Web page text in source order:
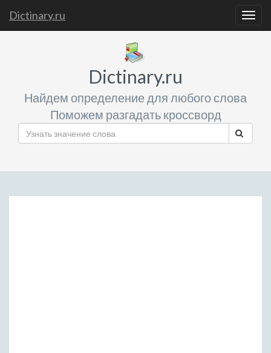
Dictinary.ru
Dictinary.ru
Найдем определение для любого слова
Поможем разгадать кроссворд